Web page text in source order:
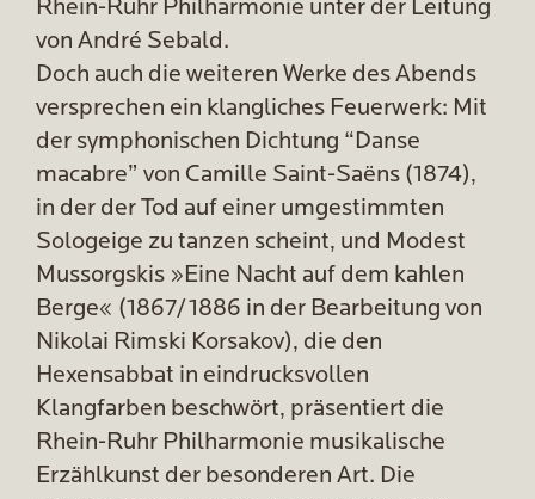
Rhein-Ruhr Philharmonie unter der Leitung
von André Sebald.
Doch auch die weiteren Werke des Abends
versprechen ein klangliches Feuerwerk: Mit
der symphonischen Dichtung “Danse
macabre” von Camille Saint-Saëns (1874),
in der der Tod auf einer umgestimmten
Sologeige zu tanzen scheint, und Modest
Mussorgskis »Eine Nacht auf dem kahlen
Berge« (1867/1886 in der Bearbeitung von
Nikolai Rimski Korsakov), die den
Hexensabbat in eindrucksvollen
Klangfarben beschwört, präsentiert die
Rhein-Ruhr Philharmonie musikalische
Erzählkunst der besonderen Art. Die